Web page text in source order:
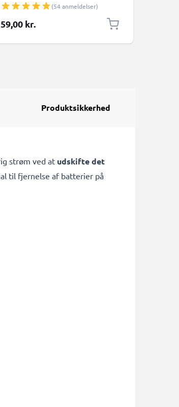
1m PVC Opladning/opladerkabel -
Sort
(54 anmeldelser)
59,00 kr.
Produktsikkerhed
strøm ved at udskifte det
til fjernelse af batterier på